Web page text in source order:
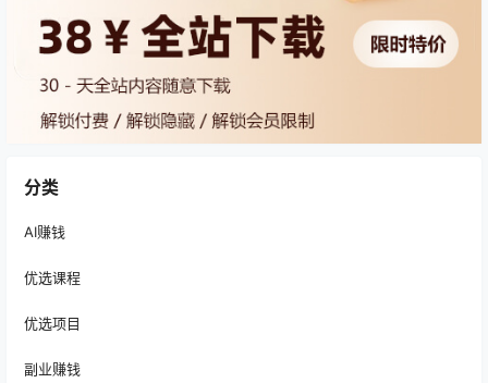
分类
AI赚钱
优选课程
优选项目
副业赚钱